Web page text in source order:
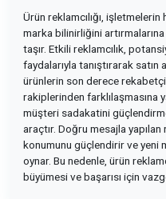
Ürün reklamcılığı,
marka bilinirliğini
taşır. Etkili reklamcılık,
faydalarıyla tanıştırarak satın
ürünlerin son derece
rakiplerinden farklılaşmasına
müşteri sadakatini
araçtır. Doğru mesajla
konumunu güçlendirir ve yeni
oynar. Bu nedenle, ürün
büyümesi ve başarısı için